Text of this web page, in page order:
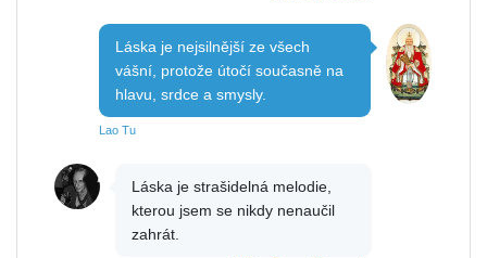
Láska je nejsilnější ze všech
vášní, protože útočí současně na
hlavu, srdce a smysly.
Lao Tu
Láska je strašidelná melodie,
kterou jsem se nikdy nenaučil
zahrát.